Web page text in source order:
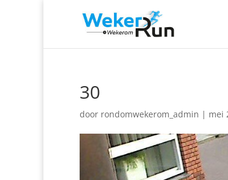
30
door rondomwekerom_admin | mei